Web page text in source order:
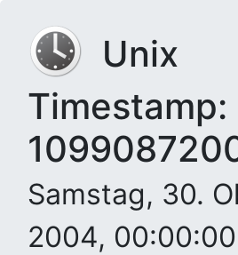
Unix
Timestamp:
Samstag, 30.
2004, 00:00:00